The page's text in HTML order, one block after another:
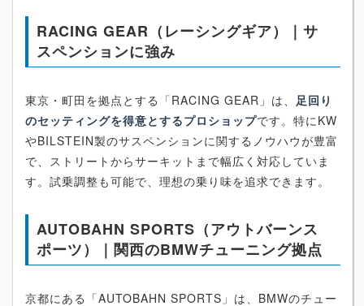
RACING GEAR（レーシングギア）｜サ
スペンションに強み
東京・町田を拠点とする「RACING GEAR」は、 足回り
のセッティングを得意とするプロショップです。特にKW
やBILSTEIN製のサスペンションに関するノウハウが豊富
で、ストリートからサーキットまで幅広く対応していま
す。試乗調整も可能で、理想の乗り味を追求できます。
AUTOBAHN SPORTS（アウトバーンス
ポーツ）｜関西のBMWチューニング拠点
京都にある「AUTOBAHN SPORTS」は、BMWのチュー